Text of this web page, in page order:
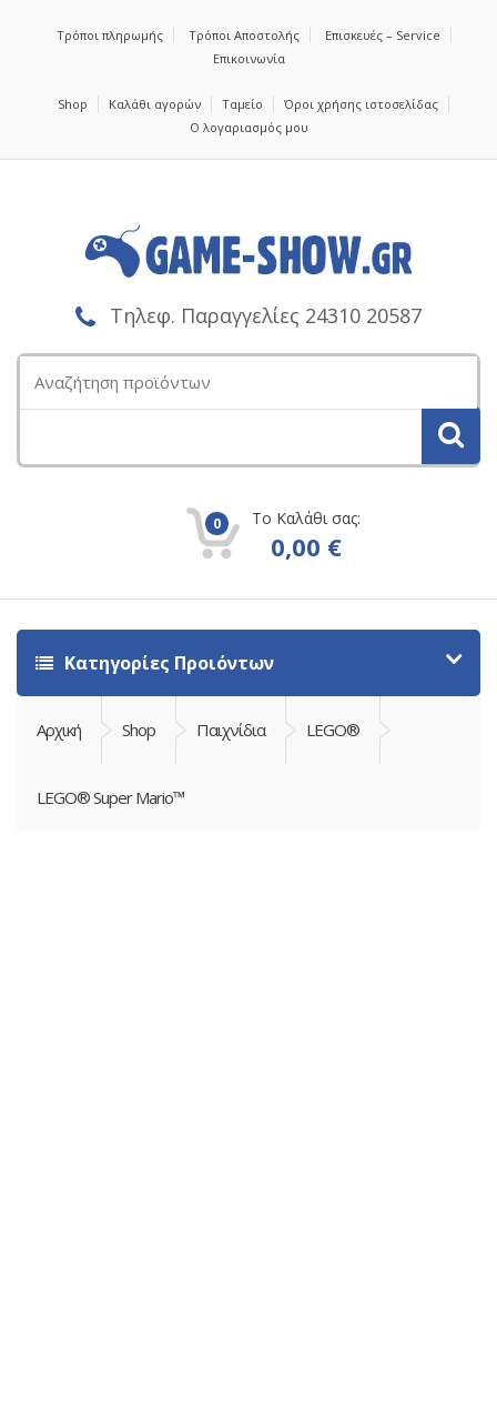
Τρόποι πληρωμής Τρόποι Αποστολής
Επισκευές – Service
Επικοινωνία
Shop Καλάθι αγορών Ταμείο
Όροι χρήσης ιστοσελίδας
Ο λογαριασμός μου
Τηλεφ. Παραγγελίες 24310 20587
για:
0 Το Καλάθι σας:
0,00 €
Κατηγορίες Προιόντων
Αρχική Shop Παιχνίδια LEGO®
LEGO® Super Mario™